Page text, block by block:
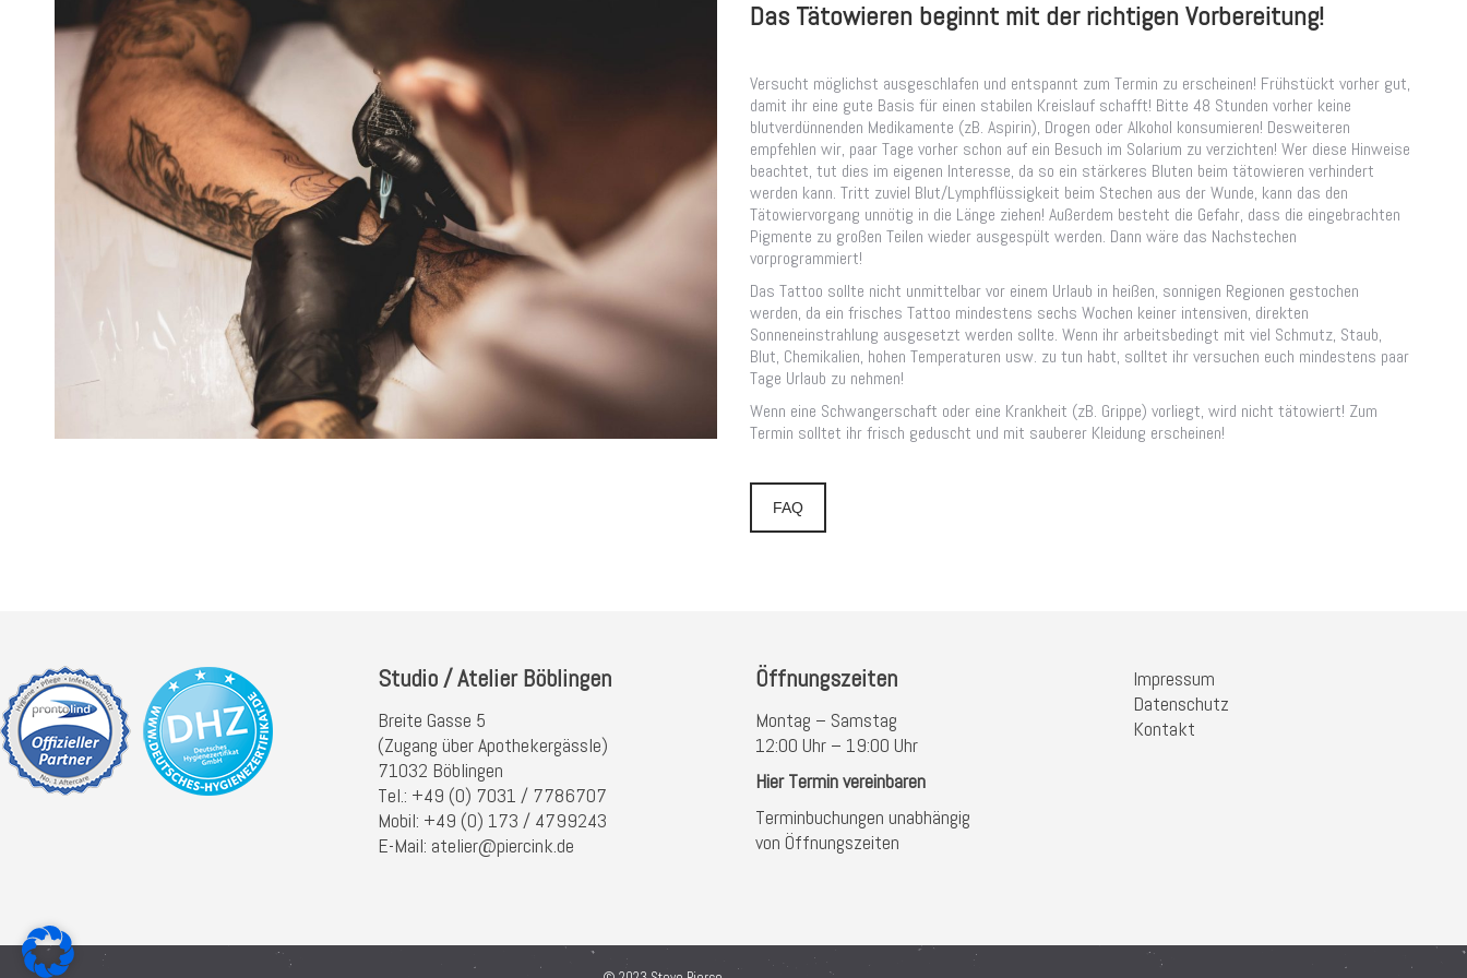
Das Tätowieren beginnt mit der richtigen Vorbereitung!
Versucht möglichst ausgeschlafen und entspannt zum Termin zu erscheinen! Frühstückt vorher gut,
damit ihr eine gute Basis für einen stabilen Kreislauf schafft! Bitte 48 Stunden vorher keine
blutverdünnenden Medikamente (zB. Aspirin), Drogen oder Alkohol konsumieren! Desweiteren
empfehlen wir, paar Tage vorher schon auf ein Besuch im Solarium zu verzichten! Wer diese Hinweise
beachtet, tut dies im eigenen Interesse, da so ein stärkeres Bluten beim tätowieren verhindert
werden kann. Tritt zuviel Blut/Lymphflüssigkeit beim Stechen aus der Wunde, kann das den
Tätowiervorgang unnötig in die Länge ziehen! Außerdem besteht die Gefahr, dass die eingebrachten
Pigmente zu großen Teilen wieder ausgespült werden. Dann wäre das Nachstechen
vorprogrammiert!
Das Tattoo sollte nicht unmittelbar vor einem Urlaub in heißen, sonnigen Regionen gestochen
werden, da ein frisches Tattoo mindestens sechs Wochen keiner intensiven, direkten
Sonneneinstrahlung ausgesetzt werden sollte. Wenn ihr arbeitsbedingt mit viel Schmutz, Staub,
Blut, Chemikalien, hohen Temperaturen usw. zu tun habt, solltet ihr versuchen euch mindestens paar
Tage Urlaub zu nehmen!
Wenn eine Schwangerschaft oder eine Krankheit (zB. Grippe) vorliegt, wird nicht tätowiert! Zum
Termin solltet ihr frisch geduscht und mit sauberer Kleidung erscheinen!
FAQ
Studio / Atelier Böblingen
Breite Gasse 5
(Zugang über Apothekergässle)
71032 Böblingen
Tel.: +49 (0) 7031 / 7786707
Mobil: +49 (0) 173 / 4799243
E-Mail: atelier@piercink.de
Öffnungszeiten
Montag – Samstag
12:00 Uhr – 19:00 Uhr
Hier Termin vereinbaren
Terminbuchungen unabhängig
von Öffnungszeiten
Impressum
Datenschutz
Kontakt